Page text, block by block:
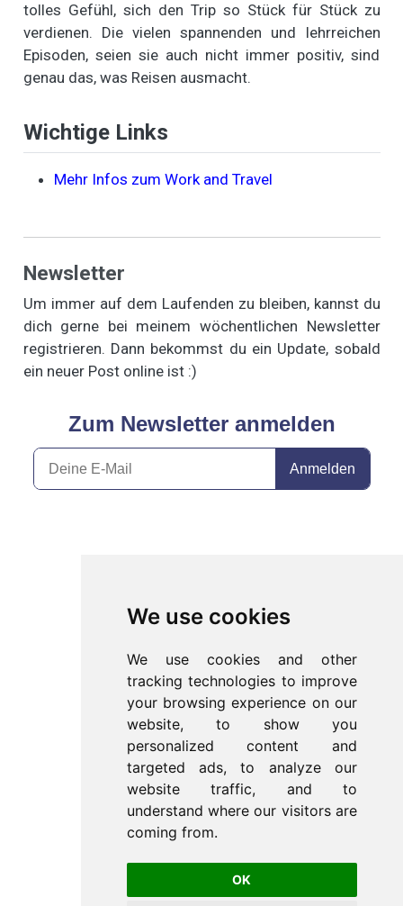
We use cookies
We use cookies and other
tracking technologies to improve
your browsing experience on our
website, to show you
personalized content and
targeted ads, to analyze our
website traffic, and to
understand where our visitors are
coming from.
OK
tolles Gefühl, sich den Trip so Stück für Stück zu
verdienen. Die vielen spannenden und lehrreichen
Episoden, seien sie auch nicht immer positiv, sind
genau das, was Reisen ausmacht.
Wichtige Links
Mehr Infos zum Work and Travel
Newsletter
Um immer auf dem Laufenden zu bleiben, kannst du
registrieren. Dann bekommst du ein Update, sobald
ein neuer Post online ist :)